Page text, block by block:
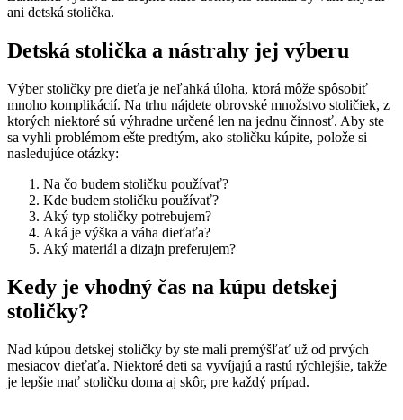
ani detská stolička.
Detská stolička a nástrahy jej výberu
Výber stoličky pre dieťa je neľahká úloha, ktorá môže spôsobiť
mnoho komplikácií. Na trhu nájdete obrovské množstvo stoličiek, z
ktorých niektoré sú výhradne určené len na jednu činnosť. Aby ste
sa vyhli problémom ešte predtým, ako stoličku kúpite, polože si
nasledujúce otázky:
Na čo budem stoličku používať?
Kde budem stoličku používať?
Aký typ stoličky potrebujem?
Aká je výška a váha dieťaťa?
Aký materiál a dizajn preferujem?
Kedy je vhodný čas na kúpu detskej
stoličky?
Nad kúpou detskej stoličky by ste mali premýšľať už od prvých
mesiacov dieťaťa. Niektoré deti sa vyvíjajú a rastú rýchlejšie, takže
je lepšie mať stoličku doma aj skôr, pre každý prípad.